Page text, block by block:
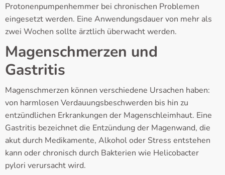
Protonenpumpenhemmer bei chronischen Problemen
eingesetzt werden. Eine Anwendungsdauer von mehr als
zwei Wochen sollte ärztlich überwacht werden.
Magenschmerzen und
Gastritis
Magenschmerzen können verschiedene Ursachen haben:
von harmlosen Verdauungsbeschwerden bis hin zu
entzündlichen Erkrankungen der Magenschleimhaut. Eine
Gastritis bezeichnet die Entzündung der Magenwand, die
akut durch Medikamente, Alkohol oder Stress entstehen
kann oder chronisch durch Bakterien wie Helicobacter
pylori verursacht wird.